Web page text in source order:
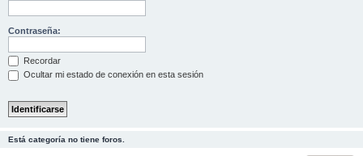
Contraseña:
Recordar
Ocultar mi estado de conexión en esta sesión
Está categoría no tiene foros.